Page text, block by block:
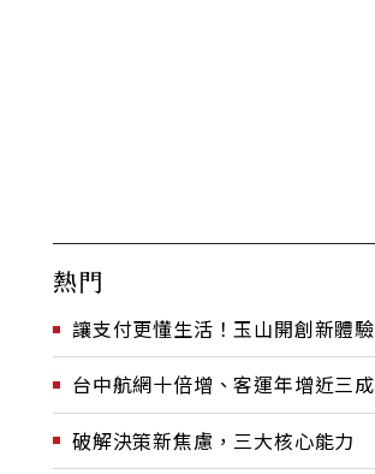
熱門
讓支付更懂生活！玉山開創新體驗
台中航網十倍增、客運年增近三成
破解決策新焦慮，三大核心能力